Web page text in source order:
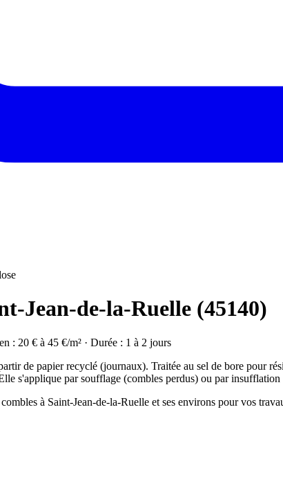
Jean-de-la-Ruelle (45140)
: 20 € à 45 €/m² · Durée : 1 à 2 jours
de papier recyclé (journaux). Traitée au sel de bore pour
s'applique par soufflage (combles perdus) ou par insufflation
à Saint-Jean-de-la-Ruelle et ses environs pour vos